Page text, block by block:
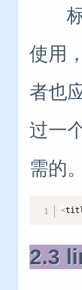
标
使用
者也
过一
需的。
<
2.3